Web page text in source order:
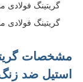
گریتینگ
گریتینگ فولادی
استیل ضد